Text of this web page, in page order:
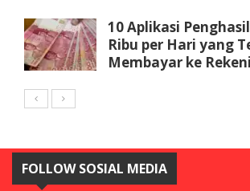
10 Aplikasi
Ribu per Hari yang
Membayar ke
FOLLOW SOSIAL MEDIA